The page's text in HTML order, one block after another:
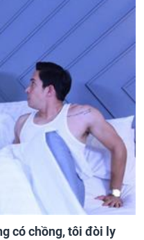
có chồng, tôi đòi ly